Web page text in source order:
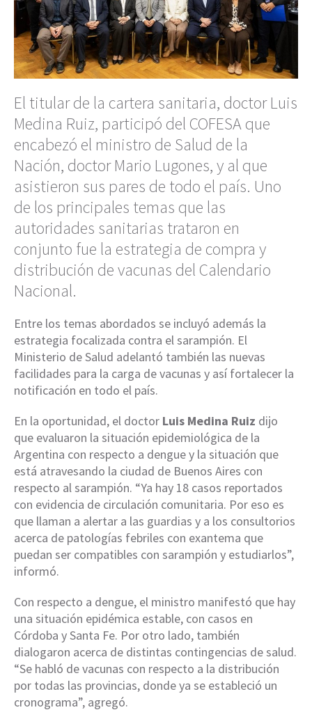
El titular de la cartera sanitaria, doctor Luis
Medina Ruiz, participó del COFESA que
encabezó el ministro de Salud de la
Nación, doctor Mario Lugones, y al que
asistieron sus pares de todo el país. Uno
de los principales temas que las
autoridades sanitarias trataron en
conjunto fue la estrategia de compra y
distribución de vacunas del Calendario
Nacional.
Entre los temas abordados se incluyó además la
estrategia focalizada contra el sarampión. El
Ministerio de Salud adelantó también las nuevas
facilidades para la carga de vacunas y así fortalecer la
notificación en todo el país.
En la oportunidad, el doctor Luis Medina Ruiz dijo
que evaluaron la situación epidemiológica de la
Argentina con respecto a dengue y la situación que
está atravesando la ciudad de Buenos Aires con
respecto al sarampión. “Ya hay 18 casos reportados
con evidencia de circulación comunitaria. Por eso es
que llaman a alertar a las guardias y a los consultorios
acerca de patologías febriles con exantema que
puedan ser compatibles con sarampión y estudiarlos”,
informó.
Con respecto a dengue, el ministro manifestó que hay
una situación epidémica estable, con casos en
Córdoba y Santa Fe. Por otro lado, también
dialogaron acerca de distintas contingencias de salud.
“Se habló de vacunas con respecto a la distribución
por todas las provincias, donde ya se estableció un
cronograma”, agregó.